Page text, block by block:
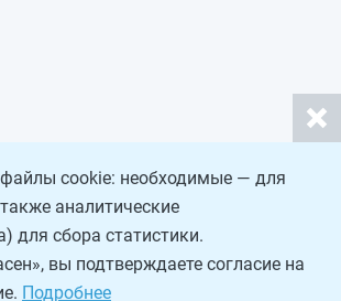
cookie: необходимые — для
аналитические
для сбора статистики.
вы подтверждаете согласие на
Подробнее